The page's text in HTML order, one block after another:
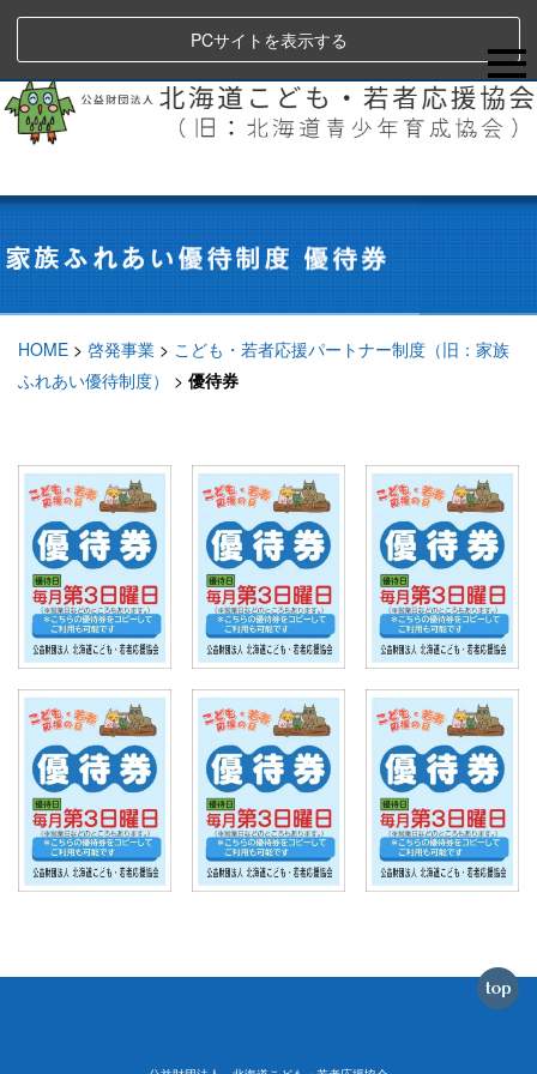
PCサイトを表示する
HOME > 啓発事業 > こども・若者応援パートナー制度（旧：家族
ふれあい優待制度）
> 優待券